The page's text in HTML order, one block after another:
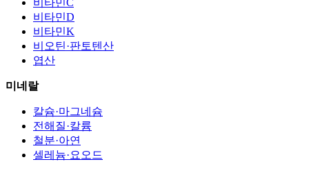
비타민D
비타민K
비오틴·판토텐산
엽산
미네랄
칼슘·마그네슘
전해질·칼륨
철분·아연
셀레늄·요오드